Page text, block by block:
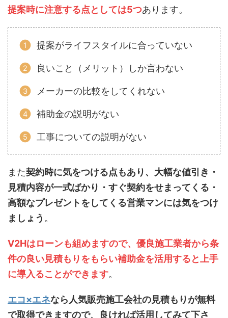
提案時に注意する点としては5つあります。
提案がライフスタイルに合っていない
良いこと（メリット）しか言わない
メーカーの比較をしてくれない
補助金の説明がない
工事についての説明がない
また契約時に気をつける点もあり、大幅な値引き・
見積内容が一式ばかり・すぐ契約をせまってくる・
高額なプレゼントをしてくる営業マンには気をつけ
ましょう 。
V2Hはローンも組めますので、優良施工業者から条
件の良い見積もりをもらい補助金を活用すると上手
に導入ることができます。
エコ×エネなら人気販売施工会社の見積もりが無料
で取得できますので、良ければ活用してみて下さ